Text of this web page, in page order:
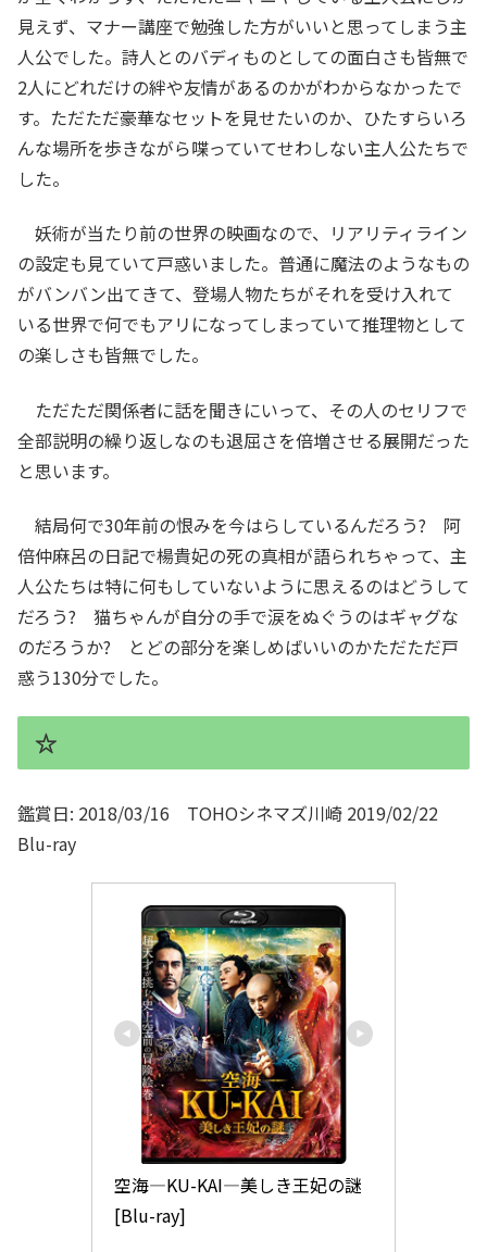
見えず、マナー講座で勉強した方がいいと思ってしまう主
人公でした。詩人とのバディものとしての面白さも皆無で
2人にどれだけの絆や友情があるのかがわからなかったで
す。ただただ豪華なセットを見せたいのか、ひたすらいろ
んな場所を歩きながら喋っていてせわしない主人公たちで
した。
妖術が当たり前の世界の映画なので、リアリティライン
の設定も見ていて戸惑いました。普通に魔法のようなもの
がバンバン出てきて、登場人物たちがそれを受け入れて
いる世界で何でもアリになってしまっていて推理物として
の楽しさも皆無でした。
ただただ関係者に話を聞きにいって、その人のセリフで
全部説明の繰り返しなのも退屈さを倍増させる展開だった
と思います。
結局何で30年前の恨みを今はらしているんだろう? 阿
倍仲麻呂の日記で楊貴妃の死の真相が語られちゃって、主
人公たちは特に何もしていないように思えるのはどうして
だろう? 猫ちゃんが自分の手で涙をぬぐうのはギャグな
のだろうか? とどの部分を楽しめばいいのかただただ戸
惑う130分でした。
☆
鑑賞日: 2018/03/16 TOHOシネマズ川崎 2019/02/22
Blu-ray
空海―KU-KAI―美しき王妃の謎
[Blu-ray]